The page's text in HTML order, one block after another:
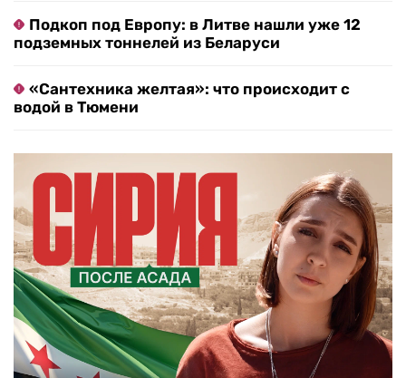
Подкоп под Европу: в Литве нашли уже 12
подземных тоннелей из Беларуси
«Сантехника желтая»: что происходит с
водой в Тюмени